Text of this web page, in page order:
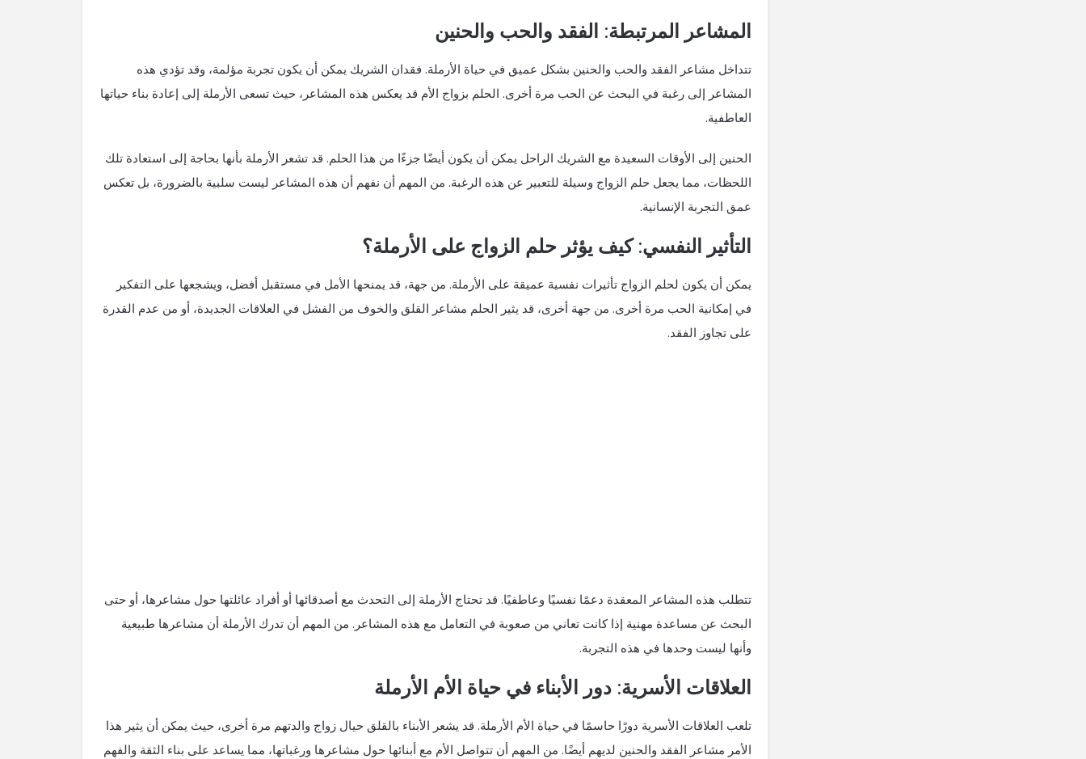
المشاعر المرتبطة: الفقد والحب والحنين
تتداخل مشاعر الفقد والحب والحنين بشكل عميق في حياة الأرملة. فقدان الشريك يمكن أن يكون تجربة مؤلمة، وقد تؤدي هذه
المشاعر إلى رغبة في البحث عن الحب مرة أخرى. الحلم بزواج الأم قد يعكس هذه المشاعر، حيث تسعى الأرملة إلى إعادة بناء حياتها
العاطفية.
الحنين إلى الأوقات السعيدة مع الشريك الراحل يمكن أن يكون أيضًا جزءًا من هذا الحلم. قد تشعر الأرملة بأنها بحاجة إلى استعادة تلك
اللحظات، مما يجعل حلم الزواج وسيلة للتعبير عن هذه الرغبة. من المهم أن نفهم أن هذه المشاعر ليست سلبية بالضرورة، بل تعكس
عمق التجربة الإنسانية.
التأثير النفسي: كيف يؤثر حلم الزواج على الأرملة؟
يمكن أن يكون لحلم الزواج تأثيرات نفسية عميقة على الأرملة. من جهة، قد يمنحها الأمل في مستقبل أفضل، ويشجعها على التفكير
في إمكانية الحب مرة أخرى. من جهة أخرى، قد يثير الحلم مشاعر القلق والخوف من الفشل في العلاقات الجديدة، أو من عدم القدرة
على تجاوز الفقد.
تتطلب هذه المشاعر المعقدة دعمًا نفسيًا وعاطفيًا. قد تحتاج الأرملة إلى التحدث مع أصدقائها أو أفراد عائلتها حول مشاعرها، أو حتى
البحث عن مساعدة مهنية إذا كانت تعاني من صعوبة في التعامل مع هذه المشاعر. من المهم أن تدرك الأرملة أن مشاعرها طبيعية
وأنها ليست وحدها في هذه التجربة.
العلاقات الأسرية: دور الأبناء في حياة الأم الأرملة
تلعب العلاقات الأسرية دورًا حاسمًا في حياة الأم الأرملة. قد يشعر الأبناء بالقلق حيال زواج والدتهم مرة أخرى، حيث يمكن أن يثير هذا
الأمر مشاعر الفقد والحنين لديهم أيضًا. من المهم أن تتواصل الأم مع أبنائها حول مشاعرها ورغباتها، مما يساعد على بناء الثقة والفهم